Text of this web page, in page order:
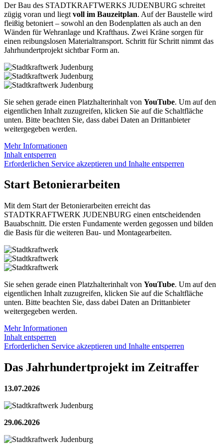
Der Bau des STADTKRAFTWERKS JUDENBURG schreitet
zügig voran und liegt voll im Bauzeitplan. Auf der Baustelle wird
fleißig betoniert – sowohl an den Bodenplatten als auch an den
Wänden für Wehranlage und Krafthaus. Zwei Kräne sorgen für
einen reibungslosen Materialtransport. Schritt für Schritt nimmt das
Jahrhundertprojekt sichtbar Form an.
Sie sehen gerade einen Platzhalterinhalt von YouTube. Um auf den
eigentlichen Inhalt zuzugreifen, klicken Sie auf die Schaltfläche
unten. Bitte beachten Sie, dass dabei Daten an Drittanbieter
weitergegeben werden.
Mehr Informationen
Inhalt entsperren
Erforderlichen Service akzeptieren und Inhalte entsperren
Start Betonierarbeiten
Mit dem Start der Betonierarbeiten erreicht das
STADTKRAFTWERK JUDENBURG einen entscheidenden
Bauabschnitt. Die ersten Fundamente werden gegossen und bilden
die Basis für die weiteren Bau- und Montagearbeiten.
Sie sehen gerade einen Platzhalterinhalt von YouTube. Um auf den
eigentlichen Inhalt zuzugreifen, klicken Sie auf die Schaltfläche
unten. Bitte beachten Sie, dass dabei Daten an Drittanbieter
weitergegeben werden.
Mehr Informationen
Inhalt entsperren
Erforderlichen Service akzeptieren und Inhalte entsperren
Das Jahrhundertprojekt im Zeitraffer
13.07.2026
29.06.2026